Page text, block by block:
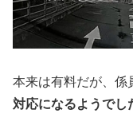
本来は有料だが、係
対応になるようでし